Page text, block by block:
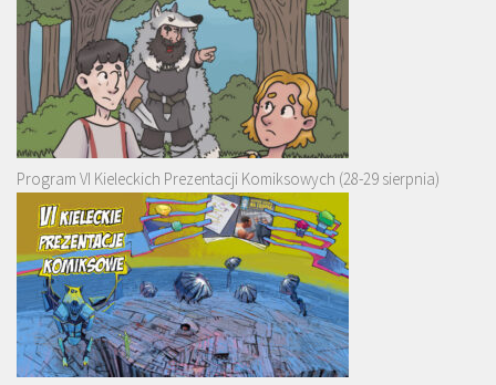
Program VI Kieleckich Prezentacji Komiksowych (28-29 sierpnia)